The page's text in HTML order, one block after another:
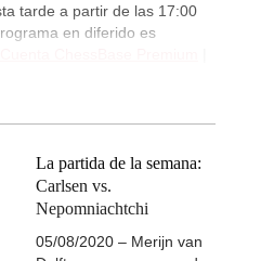
tarde a partir de las 17:00
en diferido es
La partida de la semana:
Carlsen vs.
Nepomniachtchi
05/08/2020 – Merijn van